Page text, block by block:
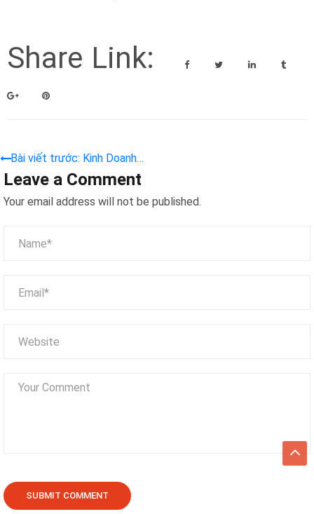
Share Link:
Bài viết trước: Kinh Doanh
Máy Bắn Cá – Có Bị Cấm
Không? Luật Pháp Việt Nam
Leave a Comment
Your email address will not be published.